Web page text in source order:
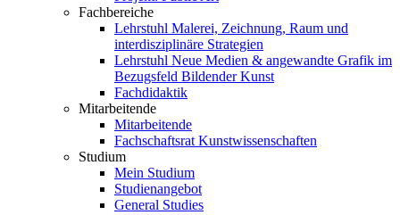
Fachbereiche
Lehrstuhl Malerei, Zeichnung, Raum und
interdisziplinäre Strategien
Lehrstuhl Neue Medien & angewandte Grafik im
Bezugsfeld Bildender Kunst
Fachdidaktik
Mitarbeitende
Mitarbeitende
Fachschaftsrat Kunstwissenschaften
Studium
Mein Studium
Studienangebot
General Studies